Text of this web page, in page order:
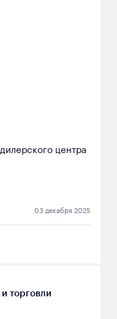
центра
03 декабря 2025
торговли